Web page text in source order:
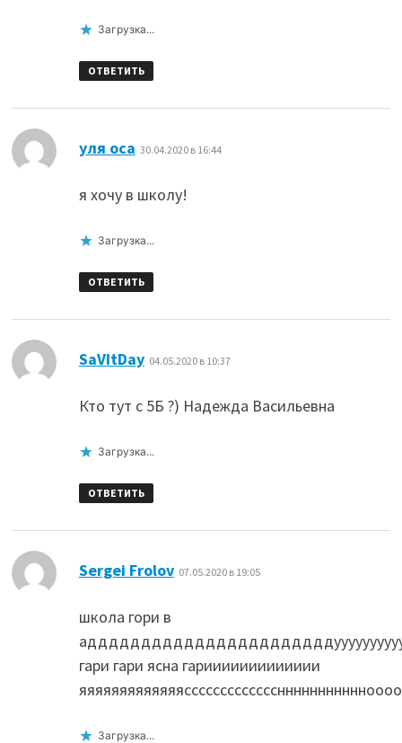
Загрузка...
ОТВЕТИТЬ
уля оса 30.04.2020 в 16:44
я хочу в школу!
Загрузка...
ОТВЕТИТЬ
SaVItDay: 04.05.2020 в 10:37
Кто тут с 5Б ?) Надежда Васильевна
Загрузка...
ОТВЕТИТЬ
Sergei Frolov: 07.05.2020 в 19:05
школа гори в
гари гари ясна гариииииииииииии
Загрузка...